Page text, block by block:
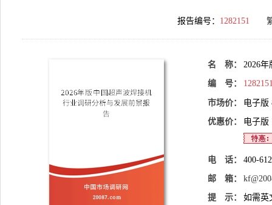
报告编号： 1282151
名 称： 2026
编 号：
市场价： 电子版
优惠价： 电子版
电 话： 400-
邮 箱：
提 示： 如需英